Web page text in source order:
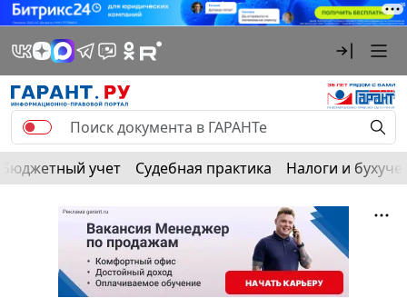
Бюджетный учет Судебная практика Налоги и